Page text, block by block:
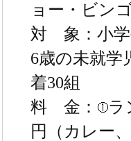
ョー・ビン
対 象：小学
6歳の未就学
着30組
料 金：
ラ
円（カレー